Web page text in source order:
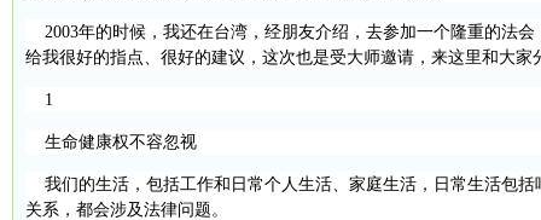
2003年的时候，我还在台湾，经朋友介绍，去参加一个隆重的法
给我很好的指点、很好的建议，这次也是受大师邀请，来这里和大家
1
生命健康权不容忽视
我们的生活，包括工作和日常个人生活、家庭生活，日常生活包
关系，都会涉及法律问题。